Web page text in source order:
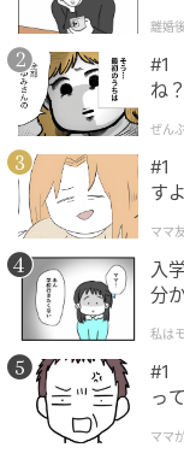
フィガロジャポン
大きな口の人は
動的。いわゆる"
す。また献身的
おおらかで情に
が多いはず。口
るので、出世し
まれたばかりの
て外の世界に向
小さな口の人は
人間関係を求め
強く、知識欲も
離婚
#1
ね
ぜん
#1
す
ママ
入
分
私は
#1
っ
ママ